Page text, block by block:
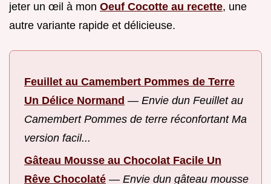
jeter un œil à mon Oeuf Cocotte au recette, une
autre variante rapide et délicieuse.
Feuillet au Camembert Pommes de Terre
Un Délice Normand — Envie dun Feuillet au
Camembert Pommes de terre réconfortant Ma
version facil...
Gâteau Mousse au Chocolat Facile Un
Rêve Chocolaté — Envie dun gâteau mousse